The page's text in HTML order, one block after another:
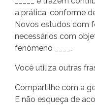
a prática, conforme
Novos estudos com
necessários com
fenômeno ____.
Você utiliza outras
Compartilhe com a
E não esqueça de